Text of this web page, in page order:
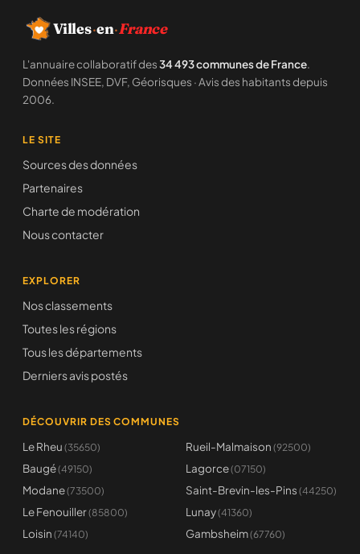
Villes·en·France
L'annuaire collaboratif des34 493 communes de France.
Données INSEE, DVF, Géorisques · Avis des habitants depuis
2006.
LE SITE
Sources des données
Partenaires
Charte de modération
Nous contacter
EXPLORER
Nos classements
Toutes les régions
Tous les départements
Derniers avis postés
DÉCOUVRIR DES COMMUNES
Le Rheu (35650) Rueil-Malmaison (92500)
Baugé(49150) Lagorce(07150)
Modane(73500) Saint-Brevin-les-Pins (44250)
Le Fenouiller(85800) Lunay(41360)
Loisin (74140) Gambsheim(67760)